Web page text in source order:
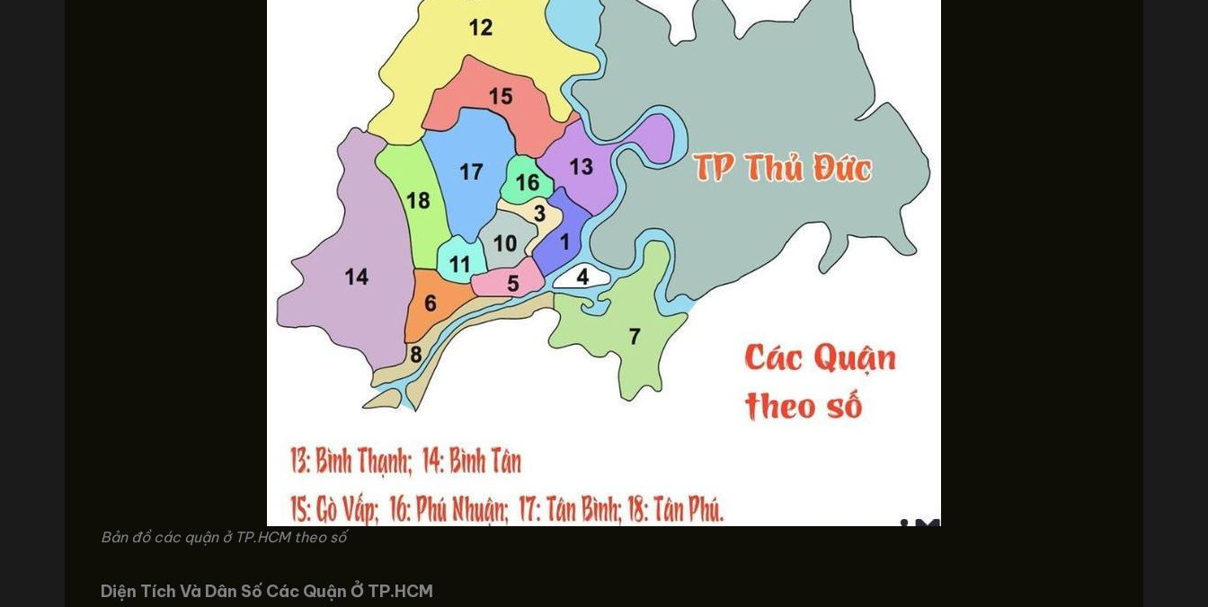
Bản đồ các quận ở TP.HCM theo số
Diện Tích Và Dân Số Các Quận Ở TP.HCM